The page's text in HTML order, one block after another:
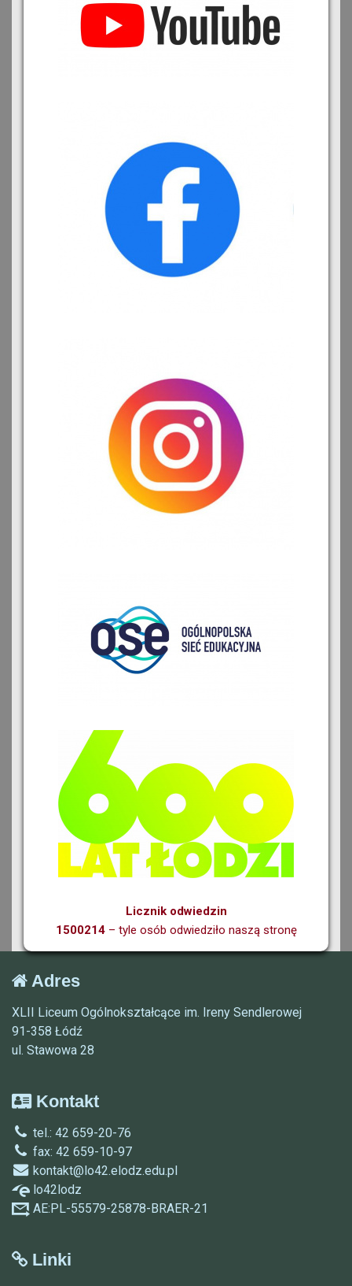
Licznik odwiedzin
1500214– tyle osób odwiedziło naszą stronę
Adres
XLII Liceum Ogólnokształcące im. Ireny Sendlerowej
91-358 Łódź
ul. Stawowa 28
Kontakt
tel.: 42 659-20-76
fax: 42 659-10-97
kontakt@lo42.elodz.edu.pl
lo42lodz
AE:PL-55579-25878-BRAER-21
Linki